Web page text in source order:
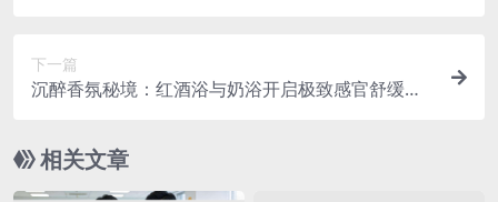
下一篇
沉醉香氛秘境：红酒浴与奶浴开启极致感官舒缓之
相关文章